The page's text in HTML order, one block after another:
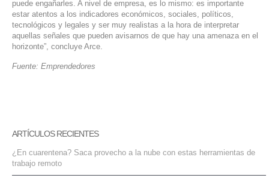
puede engañarles. A nivel de empresa, es lo mismo: es importante
estar atentos a los indicadores económicos, sociales, políticos,
tecnológicos y legales y ser muy realistas a la hora de interpretar
aquellas señales que pueden avisarnos de que hay una amenaza en el
horizonte”, concluye Arce.
Fuente: Emprendedores
ARTÍCULOS RECIENTES
¿En cuarentena? Saca provecho a la nube con estas herramientas de
trabajo remoto